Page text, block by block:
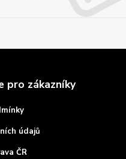
pro zákazníky
údajů
ČR